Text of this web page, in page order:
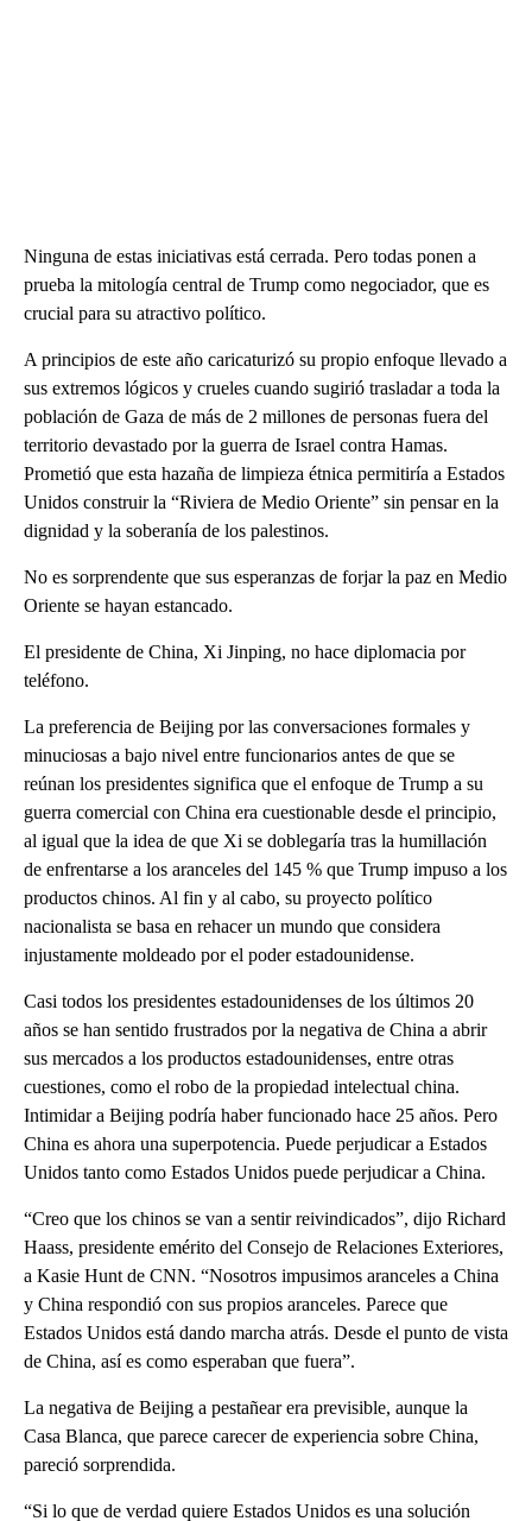
Ninguna de estas iniciativas está cerrada. Pero todas ponen a
prueba la mitología central de Trump como negociador, que es
crucial para su atractivo político.
A principios de este año caricaturizó su propio enfoque llevado a
sus extremos lógicos y crueles cuando sugirió trasladar a toda la
población de Gaza de más de 2 millones de personas fuera del
territorio devastado por la guerra de Israel contra Hamas.
Prometió que esta hazaña de limpieza étnica permitiría a Estados
Unidos construir la “Riviera de Medio Oriente” sin pensar en la
dignidad y la soberanía de los palestinos.
No es sorprendente que sus esperanzas de forjar la paz en Medio
Oriente se hayan estancado.
El presidente de China, Xi Jinping, no hace diplomacia por
teléfono.
La preferencia de Beijing por las conversaciones formales y
minuciosas a bajo nivel entre funcionarios antes de que se
reúnan los presidentes significa que el enfoque de Trump a su
guerra comercial con China era cuestionable desde el principio,
al igual que la idea de que Xi se doblegaría tras la humillación
de enfrentarse a los aranceles del 145 % que Trump impuso a los
productos chinos. Al fin y al cabo, su proyecto político
nacionalista se basa en rehacer un mundo que considera
injustamente moldeado por el poder estadounidense.
Casi todos los presidentes estadounidenses de los últimos 20
años se han sentido frustrados por la negativa de China a abrir
sus mercados a los productos estadounidenses, entre otras
cuestiones, como el robo de la propiedad intelectual china.
Intimidar a Beijing podría haber funcionado hace 25 años. Pero
China es ahora una superpotencia. Puede perjudicar a Estados
Unidos tanto como Estados Unidos puede perjudicar a China.
“Creo que los chinos se van a sentir reivindicados”, dijo Richard
Haass, presidente emérito del Consejo de Relaciones Exteriores,
a Kasie Hunt de CNN. “Nosotros impusimos aranceles a China
y China respondió con sus propios aranceles. Parece que
Estados Unidos está dando marcha atrás. Desde el punto de vista
de China, así es como esperaban que fuera”.
La negativa de Beijing a pestañear era previsible, aunque la
Casa Blanca, que parece carecer de experiencia sobre China,
pareció sorprendida.
“Si lo que de verdad quiere Estados Unidos es una solución